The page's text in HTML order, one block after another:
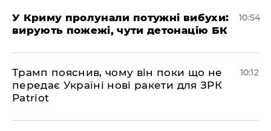
У Криму пролунали потужні вибухи:
вирують пожежі, чути детонацію БК
10:54
Трамп пояснив, чому він поки що не
передає Україні нові ракети для ЗРК
Patriot
10:12